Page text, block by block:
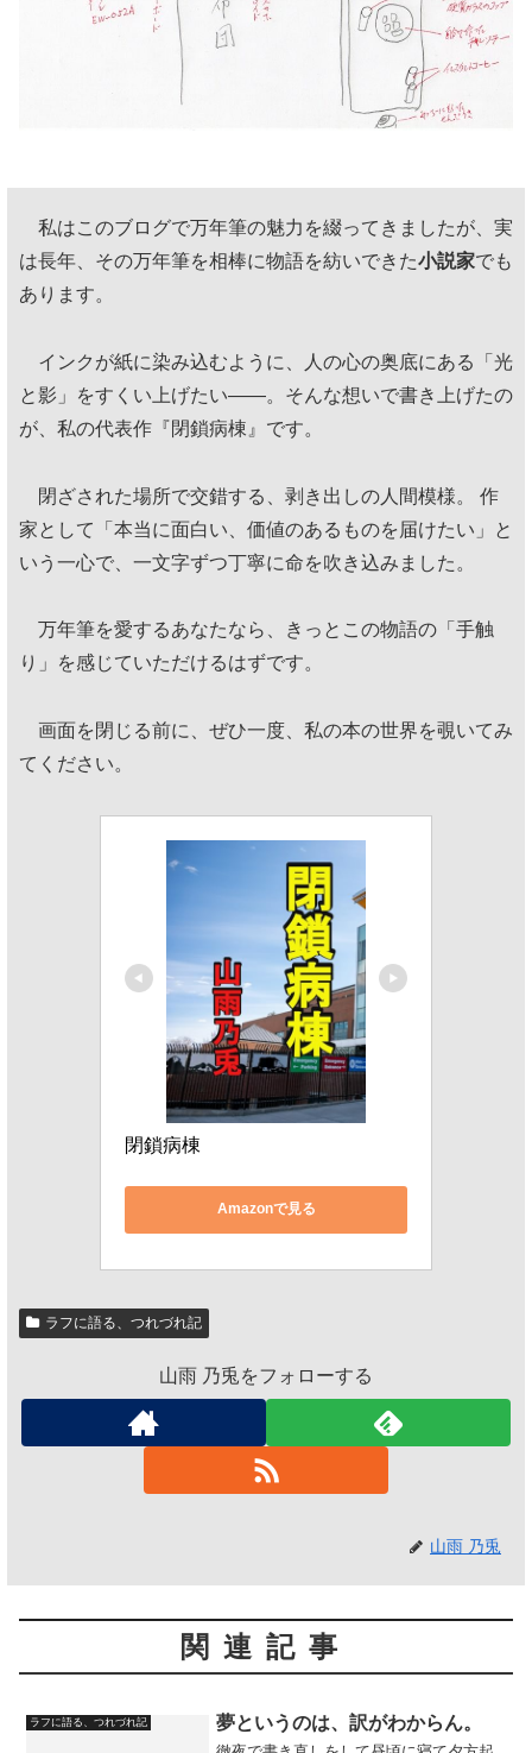
私はこのブログで万年筆の魅力を綴ってきましたが、実
は長年、その万年筆を相棒に物語を紡いできた小説家でも
あります。
インクが紙に染み込むように、人の心の奥底にある「光
と影」をすくい上げたい——。そんな想いで書き上げたの
が、私の代表作『閉鎖病棟』です。
閉ざされた場所で交錯する、剥き出しの人間模様。 作
家として「本当に面白い、価値のあるものを届けたい」と
いう一心で、一文字ずつ丁寧に命を吹き込みました。
万年筆を愛するあなたなら、きっとこの物語の「手触
り」を感じていただけるはずです。
画面を閉じる前に、ぜひ一度、私の本の世界を覗いてみ
てください。
閉鎖病棟
Amazonで見る
ラフに語る、つれづれ記
山雨 乃兎をフォローする
山雨 乃兎
関連記事
ラフに語る、つれづれ記 夢というのは、訳がわからん。